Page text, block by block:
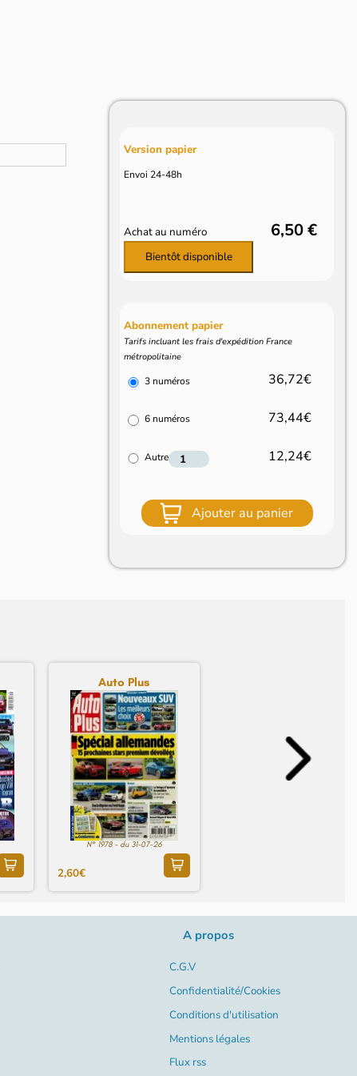
Version papier
Envoi 24-48h
Achat au numéro 6,50 €
Bientôt disponible
Abonnement papier
Tarifs incluant les frais d'expédition France
métropolitaine
3 numéros 36,72€
6 numéros 73,44€
Autre 12,24€
Ajouter au panier
Auto Plus
N° 1978 - du 31-07-26
2,60€
A propos
C.G.V
Confidentialité/Cookies
Conditions d'utilisation
Mentions légales
Flux rss